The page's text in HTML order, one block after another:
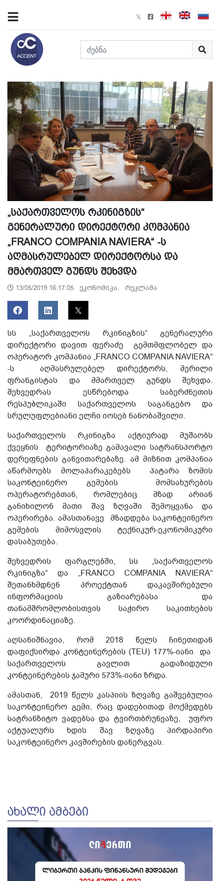
„საქართველოს რკინიგზის“
გენერალური დირექტორი კომპანია
„FRANCO COMPANIA NAVIERA“ -ს
აღმასრულებელ დირექტორსა და
მმართველ გუნდს შეხვდა
13/05/2019 16:17:05 ეკონომიკა, რეკლამა
სს „საქართველოს რკინიგზის“ გენერალური
დირექტორი დავით ფერაძე გემთმფლობელ და
ოპერატორ კომპანია „FRANCO COMPANIA NAVIERA“
-ს აღმასრულებელ დირექტორს, მერილი
ფრანგისტას და მმართველ გუნდს შეხვდა.
შეხვედრას ესწრებოდა საბერძნეთის
რესპუბლიკაში საქართველოს საგანგებო და
სრულუფლებიანი ელჩი იოსებ ნანობაშვილი.
საქართველოს რკინიგზა აქტიურად მუშაობს
ქვეყნის ტერიტორიაზე გამავალი სატრანსპორტო
დერეფნების განვითარებაზე. ამ მიზნით კომპანია
აწარმოებს მოლაპარაკებებს პატარა ზომის
საკონტეინერო გემების მომსახურების
ოპერატორებთან, რომლებიც მზად არიან
განიხილონ მათი შავ ზღვაში შემოყვანა და
ოპერირება. ამასთანავე მზადდება საკონტეინერო
გემების მიმოსვლის ტექნიკურ-ეკონომიკური
დასაბუთება.
შეხვედრის ფარგლებში, სს „საქართველოს
რკინიგზა“ და „FRANCO COMPANIA NAVIERA“
შეთანხმდნენ პროექტთან დაკავშირებული
ინფორმაციის გაზიარებასა და
თანამშრომლობისთვის საჭირო საკითხების
კოორდინაციაზე.
აღსანიშნავია, რომ 2018 წელს ჩინეთიდან
დაფიქსირდა კონტეინერების (TEU) 177%-იანი და
საქართველოს გავლით გადაზიდული
კონტეინერების ჯამური 573%-იანი ზრდა.
ამასთან, 2019 წელს კასპიის ზღვაზე გაშვებულია
საკონტეინერო გემი, რაც დადებითად მოქმედებს
სატრანზიტო ვადებსა და ტვირთბრუნვაზე, უფრო
აქტუალურს ხდის შავ ზღვაზე პირდაპირი
საკონტეინერო კავშირების დანერგვას.
ᲐᲮᲐᲚᲘ ᲐᲛᲑᲔᲑᲘ